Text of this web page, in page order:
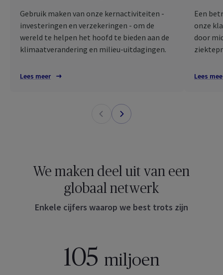
Gebruik maken van onze kernactiviteiten -
investeringen en verzekeringen - om de
wereld te helpen het hoofd te bieden aan de
klimaatverandering en milieu-uitdagingen.
Lees meer
Een
onze
door
Lees
We maken deel uit van een
globaal netwerk
Enkele cijfers waarop we best trots zijn
105 miljoen